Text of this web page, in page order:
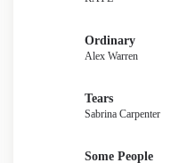
Ordinary
Alex Warren
Tears
Sabrina Carpenter
Some People